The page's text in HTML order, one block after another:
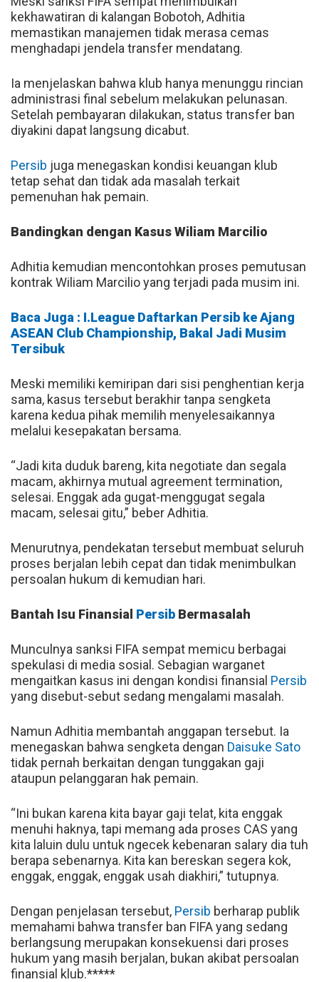
kekhawatiran di kalangan Bobotoh, Adhitia
memastikan manajemen tidak merasa cemas
menghadapi jendela transfer mendatang.
Ia menjelaskan bahwa klub hanya menunggu rincian
administrasi final sebelum melakukan pelunasan.
Setelah pembayaran dilakukan, status transfer ban
diyakini dapat langsung dicabut.
Persib juga menegaskan kondisi keuangan klub
tetap sehat dan tidak ada masalah terkait
pemenuhan hak pemain.
Bandingkan dengan Kasus Wiliam Marcilio
Adhitia kemudian mencontohkan proses pemutusan
kontrak Wiliam Marcilio yang terjadi pada musim ini.
Baca Juga : I.League Daftarkan Persib ke Ajang
ASEAN Club Championship, Bakal Jadi Musim
Tersibuk
Meski memiliki kemiripan dari sisi penghentian kerja
sama, kasus tersebut berakhir tanpa sengketa
karena kedua pihak memilih menyelesaikannya
melalui kesepakatan bersama.
“Jadi kita duduk bareng, kita negotiate dan segala
macam, akhirnya mutual agreement termination,
selesai. Enggak ada gugat-menggugat segala
macam, selesai gitu,” beber Adhitia.
Menurutnya, pendekatan tersebut membuat seluruh
proses berjalan lebih cepat dan tidak menimbulkan
persoalan hukum di kemudian hari.
Bantah Isu Finansial Persib Bermasalah
Munculnya sanksi FIFA sempat memicu berbagai
spekulasi di media sosial. Sebagian warganet
mengaitkan kasus ini dengan kondisi finansial Persib
yang disebut-sebut sedang mengalami masalah.
Namun Adhitia membantah anggapan tersebut. Ia
menegaskan bahwa sengketa dengan Daisuke Sato
tidak pernah berkaitan dengan tunggakan gaji
ataupun pelanggaran hak pemain.
“Ini bukan karena kita bayar gaji telat, kita enggak
menuhi haknya, tapi memang ada proses CAS yang
kita laluin dulu untuk ngecek kebenaran salary dia tuh
berapa sebenarnya. Kita kan bereskan segera kok,
enggak, enggak, enggak usah diakhiri,” tutupnya.
Dengan penjelasan tersebut, Persib berharap publik
memahami bahwa transfer ban FIFA yang sedang
berlangsung merupakan konsekuensi dari proses
hukum yang masih berjalan, bukan akibat persoalan
finansial klub.*****